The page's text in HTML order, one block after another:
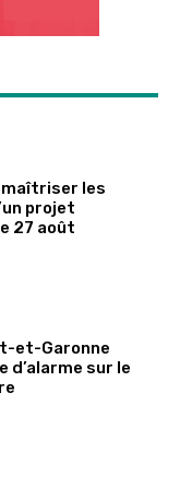
maîtriser les
projet
27 août
et-Garonne
sur le